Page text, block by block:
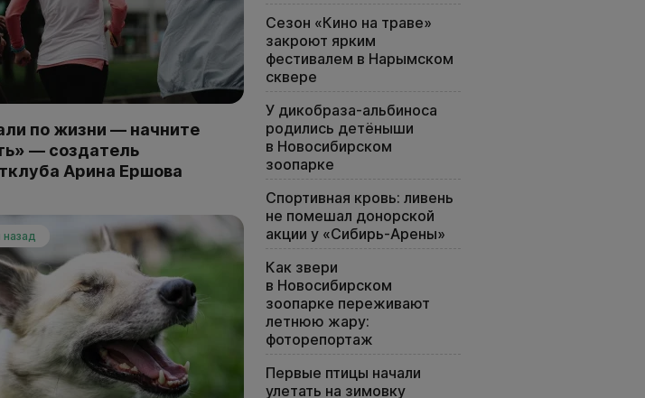
по жизни — начните
— создатель
Арина Ершова
назад
Сезон «Кино на траве»
закроют ярким
фестивалем в Нарымском
сквере
У дикобраза-альбиноса
родились детёныши
в Новосибирском
зоопарке
Спортивная кровь: ливень
не помешал донорской
акции у «Сибирь-Арены»
Как звери
в Новосибирском
зоопарке переживают
летнюю жару:
фоторепортаж
Первые птицы начали
улетать на зимовку